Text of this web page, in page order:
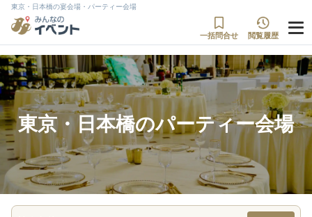
東京・日本橋の宴会場・パーティー会場
一括問合せ 閲覧履歴
東京・日本橋のパーティー会場